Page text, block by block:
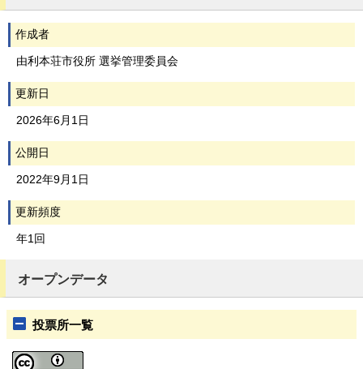
作成者
由利本荘市役所 選挙管理委員会
更新日
2026年6月1日
公開日
2022年9月1日
更新頻度
年1回
オープンデータ
投票所一覧